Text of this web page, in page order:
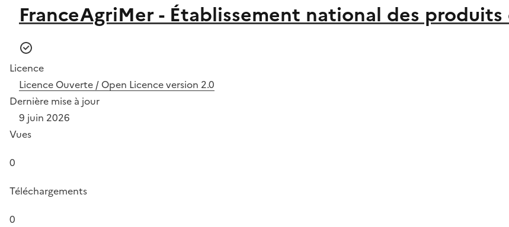
FranceAgriMer - Établissement national des
Licence
Licence Ouverte / Open Licence version 2.0
Dernière mise à jour
9 juin 2026
Vues
0
Téléchargements
0